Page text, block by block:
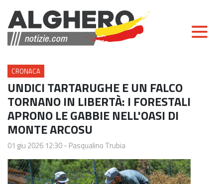
CRONACA
UNDICI TARTARUGHE E UN FALCO
TORNANO IN LIBERTÀ: I FORESTALI
APRONO LE GABBIE NELL'OASI DI
MONTE ARCOSU
01 giu 2026 12:30- Pasqualino Trubia